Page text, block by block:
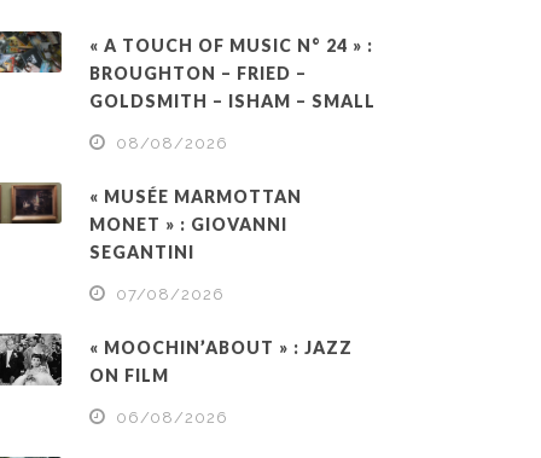
« A TOUCH OF MUSIC N° 24 » :
BROUGHTON – FRIED –
GOLDSMITH – ISHAM – SMALL
08/08/2026
« MUSÉE MARMOTTAN
MONET » : GIOVANNI
SEGANTINI
07/08/2026
« MOOCHIN’ABOUT » : JAZZ
ON FILM
06/08/2026